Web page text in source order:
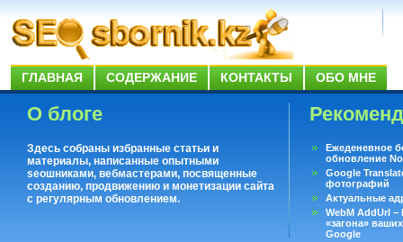
ГЛАВНАЯ СОДЕРЖАНИЕ КОНТАКТЫ ОБО МНЕ
О блоге
Здесь собраны избранные статьи и
материалы, написанные опытными
seoшниками, вебмастерами, посвященные
созданию, продвижению и монетизации сайта
с регулярным обновлением.
Ежеденевное
обновление
Google
фотографий
Актуальные
WebM AddUrl
«загона»
Google